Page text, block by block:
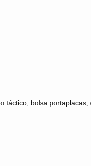
táctico, bolsa portaplacas,